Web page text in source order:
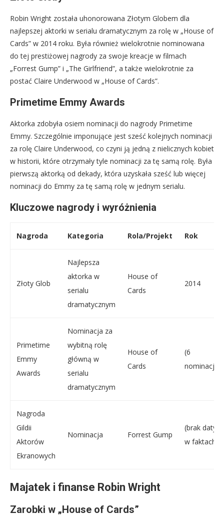
Robin Wright została uhonorowana Złotym Globem dla
najlepszej aktorki w serialu dramatycznym za rolę w „House of
Cards” w 2014 roku. Była również wielokrotnie nominowana
do tej prestiżowej nagrody za swoje kreacje w filmach
„Forrest Gump” i „The Girlfriend”, a także wielokrotnie za
postać Claire Underwood w „House of Cards”.
Primetime Emmy Awards
Aktorka zdobyła osiem nominacji do nagrody Primetime
Emmy. Szczególnie imponujące jest sześć kolejnych nominacji
za rolę Claire Underwood, co czyni ją jedną z nielicznych kobiet
w historii, które otrzymały tyle nominacji za tę samą rolę. Była
pierwszą aktorką od dekady, która uzyskała sześć lub więcej
nominacji do Emmy za tę samą rolę w jednym serialu.
Kluczowe nagrody i wyróżnienia
Nagroda Kategoria Rola/Projekt Rok
Złoty Glob
Najlepsza
aktorka w
serialu
dramatycznym
House of
Cards
2014
Primetime
Emmy
Awards
Nominacja za
wybitną rolę
główną w
serialu
dramatycznym
House of
Cards
(6
nominacji)
Nagroda
Gildii
Aktorów
Ekranowych
Nominacja Forrest Gump
(brak daty
w faktach)
Majatek i finanse Robin Wright
Zarobki w „House of Cards”